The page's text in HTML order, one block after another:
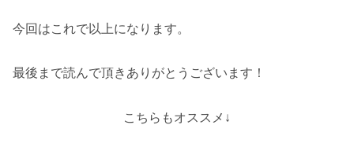
今回はこれで以上になります。
最後まで読んで頂きありがとうございます！
こちらもオススメ↓